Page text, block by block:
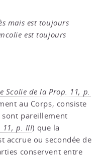
mais est toujours
est toujours
Scolie de la Prop. 11, p.
au Corps, consiste
sont pareillement
11, p. III) que la
accrue ou secondée de
conservent entre